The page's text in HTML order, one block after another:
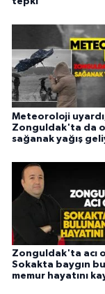
Meteoroloji
Zonguldak'ta da
sağanak yağış
Zonguldak'ta acı
Sokakta baygın
memur hayatını